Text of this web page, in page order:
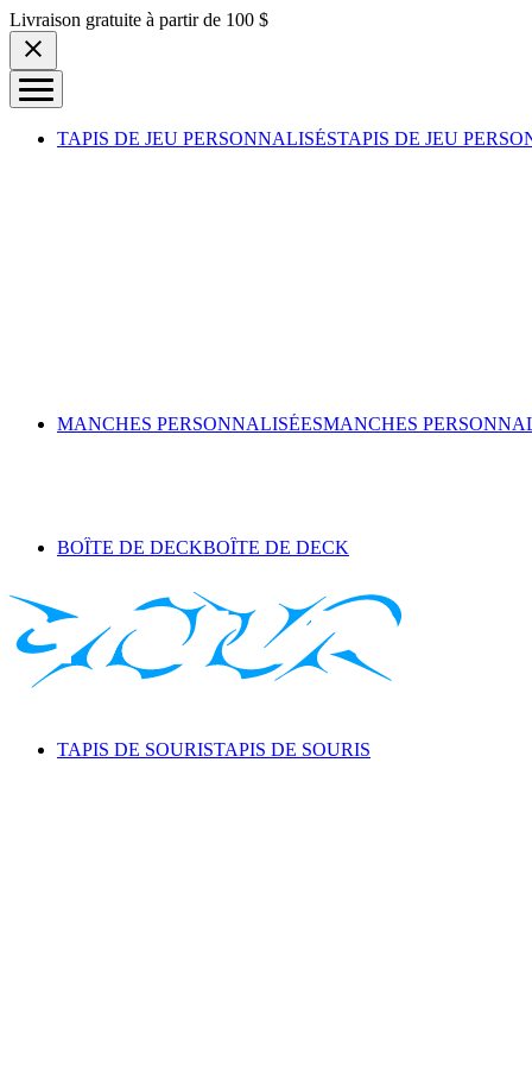
Skip to content
Livraison gratuite à partir de 100 $
TAPIS DE JEU PERSONNALISÉSTAPIS DE JEU
MANCHES PERSONNALISÉESMANCHES
BOÎTE DE DECKBOÎTE DE DECK
TAPIS DE SOURISTAPIS DE SOURIS